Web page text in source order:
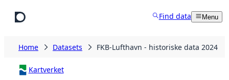
Find data Menu
Home Datasets FKB-Lufthavn - historiske data 2024
Kartverket